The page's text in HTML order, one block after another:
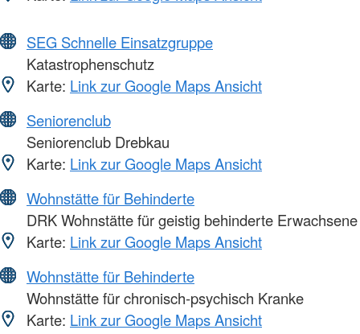
SEG Schnelle Einsatzgruppe
Katastrophenschutz
Karte: Link zur Google Maps Ansicht
Seniorenclub
Seniorenclub Drebkau
Karte: Link zur Google Maps Ansicht
Wohnstätte für Behinderte
DRK Wohnstätte für geistig behinderte Erwachsene
Karte: Link zur Google Maps Ansicht
Wohnstätte für Behinderte
Wohnstätte für chronisch-psychisch Kranke
Karte: Link zur Google Maps Ansicht